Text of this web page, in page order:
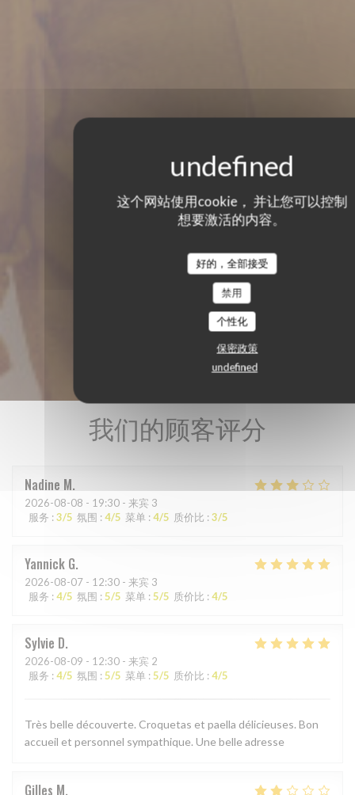
这个网站使用cookie， 并让您可以控制
想要激活的内容。
好的，全部接受
禁用
个性化
保密政策
undefined
我们的顾客评分
Nadine M
2026-08-08 - 19:30 - 来宾 3
服务 : 3/5 氛围 :4/5 菜单 :4/5 质价比 : 3/5
Yannick G
2026-08-07 - 12:30 - 来宾 3
服务 : 4/5 氛围 : 5/5 菜单 :5/5 质价比 : 4/5
Sylvie D
2026-08-09 - 12:30 - 来宾 2
服务 : 4/5 氛围 : 5/5 菜单 : 5/5 质价比 : 4/5
Très belle découverte. Croquetas et paella délicieuses. Bon
accueil et personnel sympathique. Une belle adresse
Gilles M